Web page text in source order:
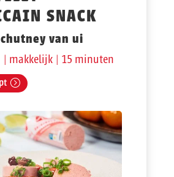
SNACK
van ui
| makkelijk | 15 minuten